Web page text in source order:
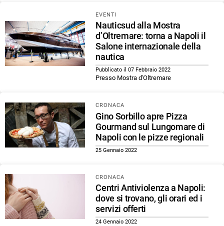
EVENTI
Nauticsud alla Mostra
d’Oltremare: torna a Napoli il
Salone internazionale della
nautica
Pubblicato il 07 Febbraio 2022
Presso Mostra d'Oltremare
CRONACA
Gino Sorbillo apre Pizza
Gourmand sul Lungomare di
Napoli con le pizze regionali
25 Gennaio 2022
CRONACA
Centri Antiviolenza a Napoli:
dove si trovano, gli orari ed i
servizi offerti
24 Gennaio 2022